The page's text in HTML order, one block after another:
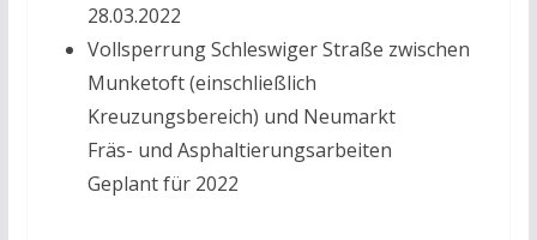
28.03.2022
Vollsperrung Schleswiger Straße zwischen
Munketoft (einschließlich
Kreuzungsbereich) und Neumarkt
Fräs- und Asphaltierungsarbeiten
Geplant für 2022